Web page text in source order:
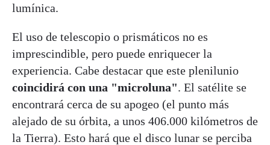
lumínica.
El uso de telescopio o prismáticos no es
imprescindible, pero puede enriquecer la
experiencia. Cabe destacar que este plenilunio
coincidirá con una "microluna". El satélite se
encontrará cerca de su apogeo (el punto más
alejado de su órbita, a unos 406.000 kilómetros de
la Tierra). Esto hará que el disco lunar se perciba